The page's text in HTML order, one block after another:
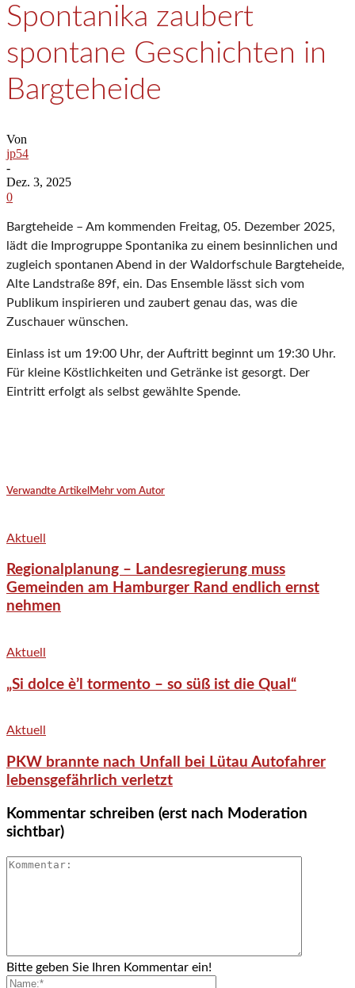
Spontanika zaubert
spontane Geschichten in
Bargteheide
Von
jp54
-
Dez. 3, 2025
0
Bargteheide – Am kommenden Freitag, 05. Dezember 2025,
lädt die Improgruppe Spontanika zu einem besinnlichen und
zugleich spontanen Abend in der Waldorfschule Bargteheide,
Alte Landstraße 89f, ein. Das Ensemble lässt sich vom
Publikum inspirieren und zaubert genau das, was die
Zuschauer wünschen.
Einlass ist um 19:00 Uhr, der Auftritt beginnt um 19:30 Uhr.
Für kleine Köstlichkeiten und Getränke ist gesorgt. Der
Eintritt erfolgt als selbst gewählte Spende.
Verwandte Artikel Mehr vom Autor
Aktuell
Regionalplanung – Landesregierung muss
Gemeinden am Hamburger Rand endlich ernst
nehmen
Aktuell
„Si dolce è’l tormento – so süß ist die Qual“
Aktuell
PKW brannte nach Unfall bei Lütau Autofahrer
lebensgefährlich verletzt
Kommentar schreiben (erst nach Moderation
sichtbar)
Bitte geben Sie Ihren Kommentar ein!